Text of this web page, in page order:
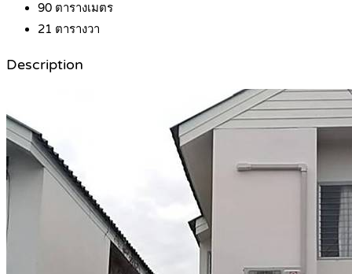
90 ตารางเมตร
21 ตารางวา
Description